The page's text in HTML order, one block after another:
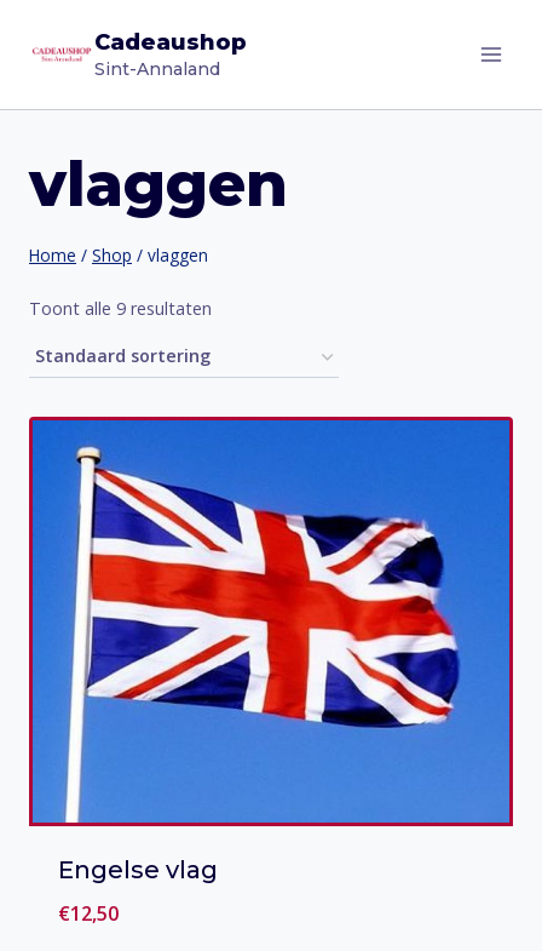
naar
Cadeaushop
Sint-Annaland
vlaggen
Home / Shop / vlaggen
Toont alle 9 resultaten
Engelse vlag
€12,50